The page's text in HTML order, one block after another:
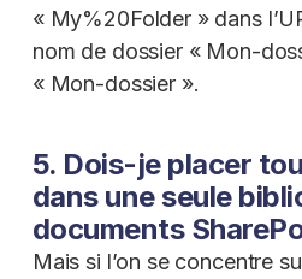
« My%20Folder » dans
nom de dossier « Mon-
« Mon-dossier ».
5. Dois-je placer
dans une seule
documents
Mais si l’on se concentre